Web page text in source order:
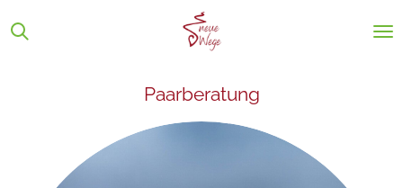
Zum
Paarberatung